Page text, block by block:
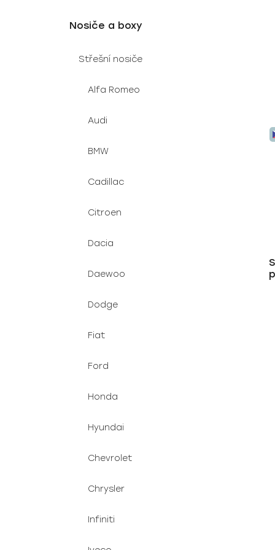
Nosiče a boxy
Střešní nosiče
Alfa Romeo
Audi
BMW
Cadillac
Citroen
Dacia
Daewoo
Dodge
Fiat
Ford
Honda
Hyundai
Chevrolet
Chrysler
Infiniti